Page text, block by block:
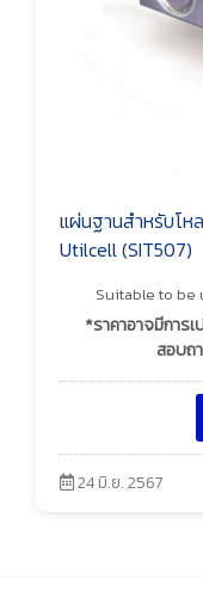
แผ่นฐานสำหรับโ
Utilcell (SIT507)
Suitable to be
*ราคาอาจมีการ
สอบถ
24 มิ.ย. 2567